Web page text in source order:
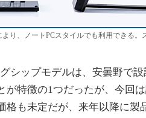
り、ノートPCスタイルでも利用できる。
シップモデルは、安曇野で
が特徴の1つだったが、今回
格も未定だが、来年以降に製